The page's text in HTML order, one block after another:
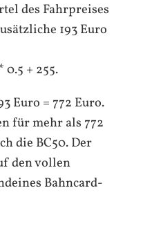
des Fahrpreises
193 Euro
0.5 + 255.
Euro = 772 Euro.
für mehr als 772
die BC50. Der
den vollen
Bahncard-